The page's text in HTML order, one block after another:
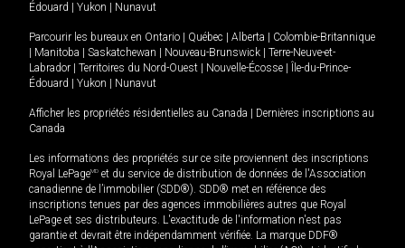
Édouard
Yukon Nunavut
Parcourir les bureaux en Ontario Québec Alberta
Colombie-Britannique
Manitoba Saskatchewan Nouveau-Brunswick
Terre-Neuve-et-
Labrador
Territoires du Nord-Ouest Nouvelle-Écosse
Île-du-Prince-
Édouard
Yukon Nunavut
Afficher les propriétés résidentielles au Canada
Dernières inscriptions au
Canada
Les informations des propriétés sur ce site proviennent des inscriptions
Royal LePageMD et du service de distribution de données de l'Association
canadienne de l’immobilier (SDD®). SDD® met en référence des
inscriptions tenues par des agences immobilières autres que Royal
LePage et ses distributeurs. L'exactitude de l'information n'est pas
garantie et devrait être indépendamment vérifiée. La marque DDF®